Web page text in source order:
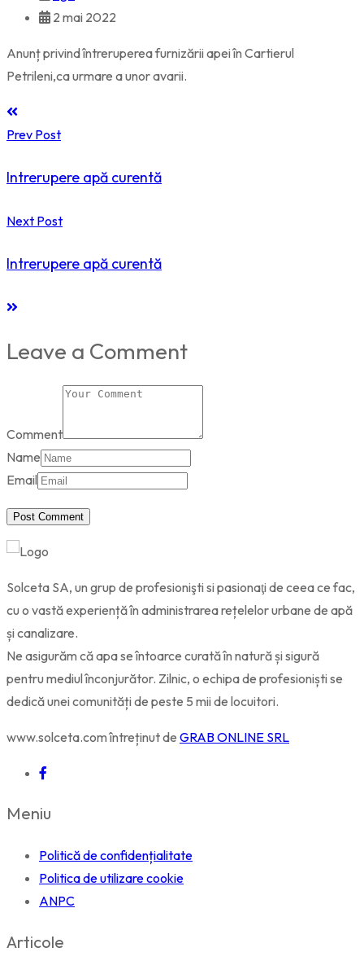
2 mai 2022
Anunț privind întreruperea furnizării apei în Cartierul
Petrileni,ca urmare a unor avarii.
Prev Post
Intrerupere apă curentă
Next Post
Intrerupere apă curentă
Leave a Comment
Comment
Name
Email
Post Comment
Solceta SA, un grup de profesionişti si pasionaţi de ceea ce fac,
cu o vastă experiență în administrarea rețelelor urbane de apă
și canalizare.
Ne asigurăm că apa se întoarce curată în natură și sigură
pentru mediul înconjurător. Zilnic, o echipa de profesioniști se
dedică unei comunități de peste 5 mii de locuitori.
www.solceta.com întreținut de GRAB ONLINE SRL
Meniu
Politică de confidențialitate
Politica de utilizare cookie
ANPC
Articole